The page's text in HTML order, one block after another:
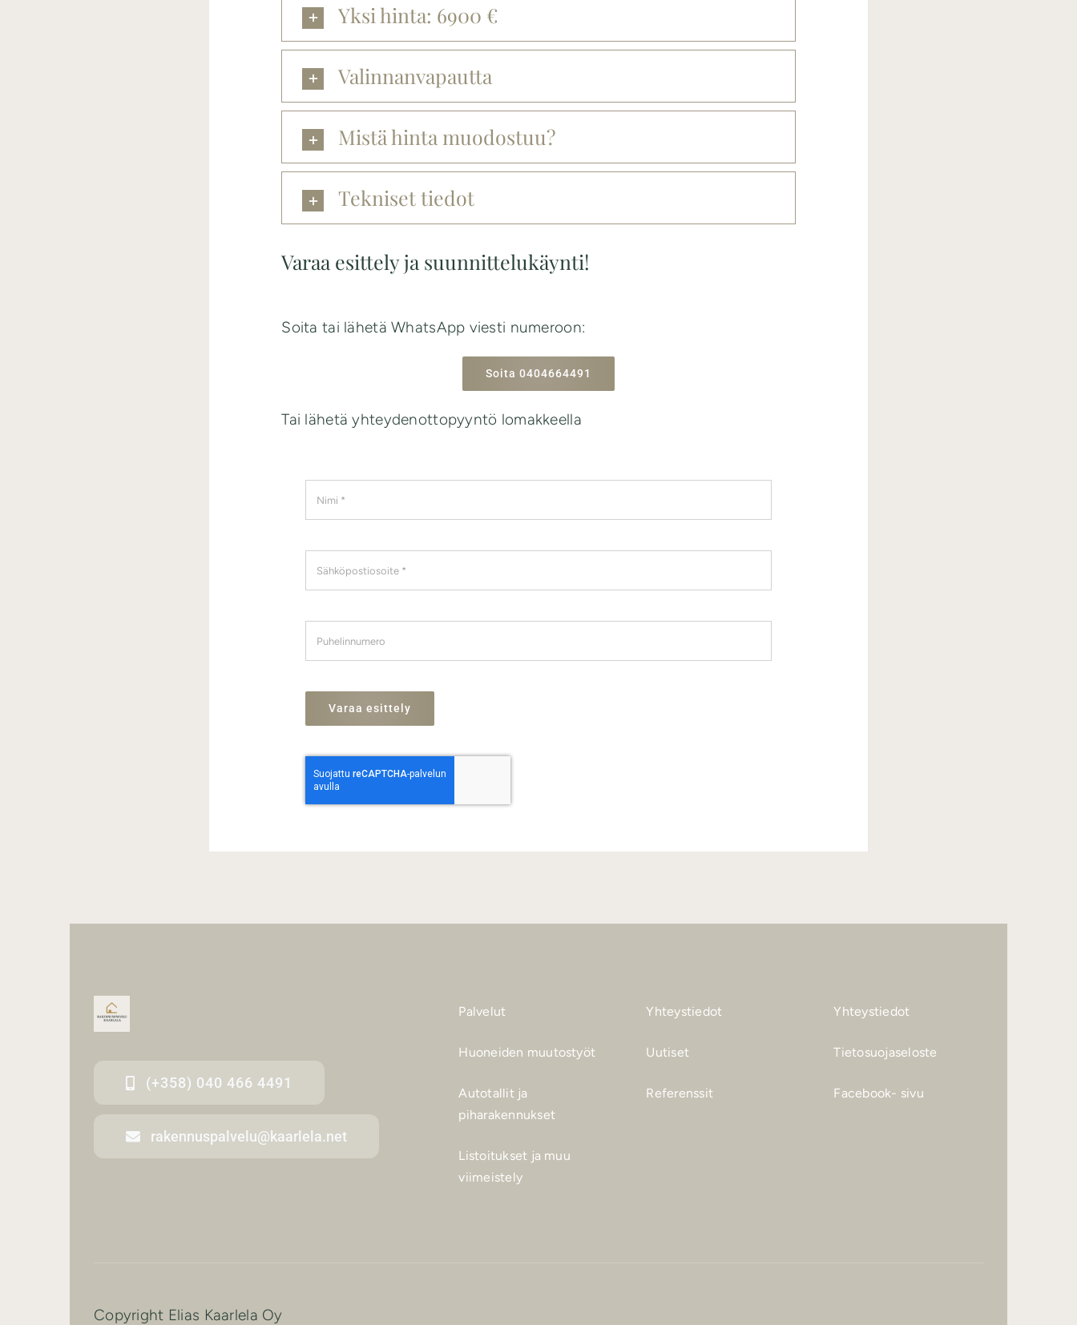
Yksi hinta: 6900 €
Valinnanvapautta
Mistä hinta muodostuu?
Tekniset tiedot
Varaa esittely ja suunnittelukäynti!
Soita tai lähetä WhatsApp viesti numeroon:
Soita 0404664491
Tai lähetä yhteydenottopyyntö lomakkeella
Varaa esittely
(+358) 040 466 4491
rakennuspalvelu@kaarlela.net
Palvelut
Huoneiden muutostyöt
Autotallit ja
piharakennukset
Listoitukset ja muu
viimeistely
Yhteystiedot
Uutiset
Referenssit
Yhteystiedot
Tietosuojaseloste
Facebook- sivu
Copyright Elias Kaarlela Oy